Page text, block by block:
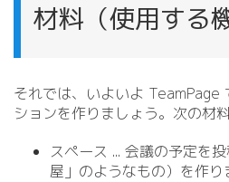
材料（使用する
それでは、いよいよ TeamPage
ションを作りましょう。次の材
スペース ... 会議の予定を
屋」のようなもの）を作り